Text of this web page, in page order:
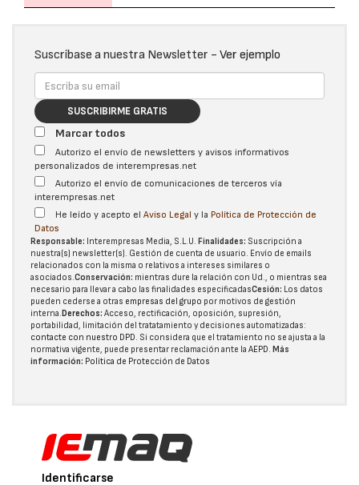
Suscríbase a nuestra Newsletter - Ver ejemplo
SUSCRIBIRME GRATIS
Marcar todos
Autorizo el envío de newsletters y avisos informativos
personalizados de interempresas.net
Autorizo el envío de comunicaciones de terceros vía
interempresas.net
He leído y acepto el Aviso Legal y la Política de Protección de
Datos
Responsable: Interempresas Media, S.L.U. Finalidades: Suscripción a
nuestra(s) newsletter(s). Gestión de cuenta de usuario. Envío de emails
relacionados con la misma o relativos a intereses similares o
asociados.Conservación: mientras dure la relación con Ud., o mientras sea
necesario para llevar a cabo las finalidades especificadasCesión: Los datos
pueden cederse a otras empresas del grupo por motivos de gestión
interna.Derechos: Acceso, rectificación, oposición, supresión,
portabilidad, limitación del tratatamiento y decisiones automatizadas:
contacte con nuestro DPD. Si considera que el tratamiento no se ajusta a la
normativa vigente, puede presentar reclamación ante la AEPD. Más
información: Política de Protección de Datos
Identificarse